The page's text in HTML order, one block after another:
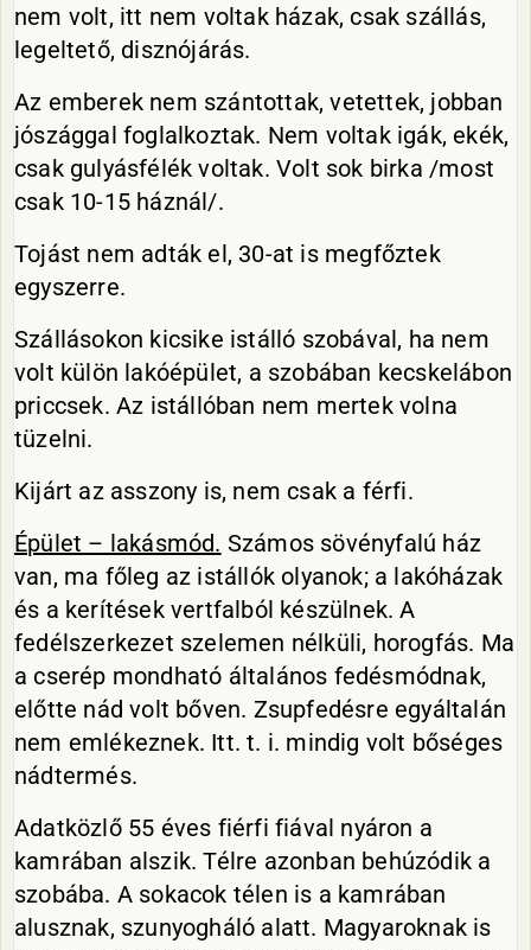
nem volt, itt nem voltak házak, csak szállás,
legeltető, disznójárás.
Az emberek nem szántottak, vetettek, jobban
jószággal foglalkoztak. Nem voltak igák, ekék,
csak gulyásfélék voltak. Volt sok birka /most
csak 10-15 háznál/.
Tojást nem adták el, 30-at is megfőztek
egyszerre.
Szállásokon kicsike istálló szobával, ha nem
volt külön lakóépület, a szobában kecskelábon
priccsek. Az istállóban nem mertek volna
tüzelni.
Kijárt az asszony is, nem csak a férfi.
Épület – lakásmód. Számos sövényfalú ház
van, ma főleg az istállók olyanok; a lakóházak
és a kerítések vertfalból készülnek. A
fedélszerkezet szelemen nélküli, horogfás. Ma
a cserép mondható általános fedésmódnak,
előtte nád volt bőven. Zsupfedésre egyáltalán
nem emlékeznek. Itt. t. i. mindig volt bőséges
nádtermés.
Adatközlő 55 éves fiérfi fiával nyáron a
kamrában alszik. Télre azonban behúzódik a
szobába. A sokacok télen is a kamrában
alusznak, szunyogháló alatt. Magyaroknak is